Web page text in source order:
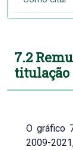
7.2
titulação
O gráfico
2009-